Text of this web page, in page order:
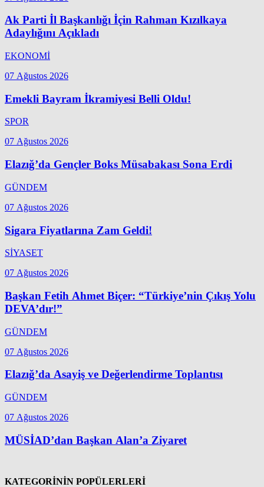
Ak Parti İl Başkanlığı İçin Rahman Kızılkaya
Adaylığını Açıkladı
EKONOMİ
07 Ağustos 2026
Emekli Bayram İkramiyesi Belli Oldu!
SPOR
07 Ağustos 2026
Elazığ’da Gençler Boks Müsabakası Sona Erdi
GÜNDEM
07 Ağustos 2026
Sigara Fiyatlarına Zam Geldi!
SİYASET
07 Ağustos 2026
Başkan Fetih Ahmet Biçer: “Türkiye’nin Çıkış Yolu
DEVA’dır!”
GÜNDEM
07 Ağustos 2026
Elazığ’da Asayiş ve Değerlendirme Toplantısı
GÜNDEM
07 Ağustos 2026
MÜSİAD’dan Başkan Alan’a Ziyaret
KATEGORİNİN POPÜLERLERİ